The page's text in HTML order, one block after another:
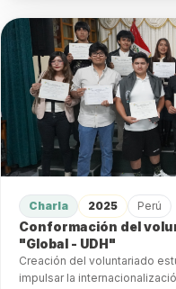
Charla 2025 Perú
Conformación del
"Global - UDH"
Creación del voluntariado
impulsar la